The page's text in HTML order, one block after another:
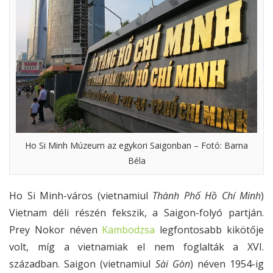
Ho Si Minh Múzeum az egykori Saigonban – Fotó: Barna
Béla
Ho Si Minh-város (vietnamiul Thành Phố Hồ Chí Minh)
Vietnam déli részén fekszik, a Saigon-folyó partján.
Prey Nokor néven Kambodzsa legfontosabb kikötője
volt, míg a vietnamiak el nem foglalták a XVI.
században. Saigon (vietnamiul Sài Gòn) néven 1954-ig